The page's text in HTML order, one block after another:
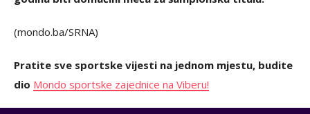
(mondo.ba/SRNA)
Pratite sve sportske vijesti na jednom mjestu, budite
dio Mondo sportske zajednice na Viberu!